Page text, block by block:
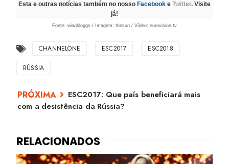
Esta e outras notícias também no nosso Facebook e Twitter. Visite
já!
Fonte: wiwibloggs / Imagem: thesun / Vídeo: eurovision.tv
CHANNELONE ESC2017 ESC2018
RÚSSIA
ESC2017: Que país beneficiará mais
com a desistência da Rússia?